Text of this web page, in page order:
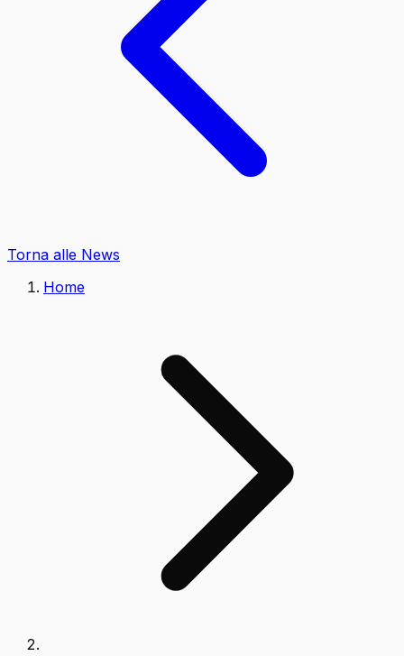
Torna alle News
Home